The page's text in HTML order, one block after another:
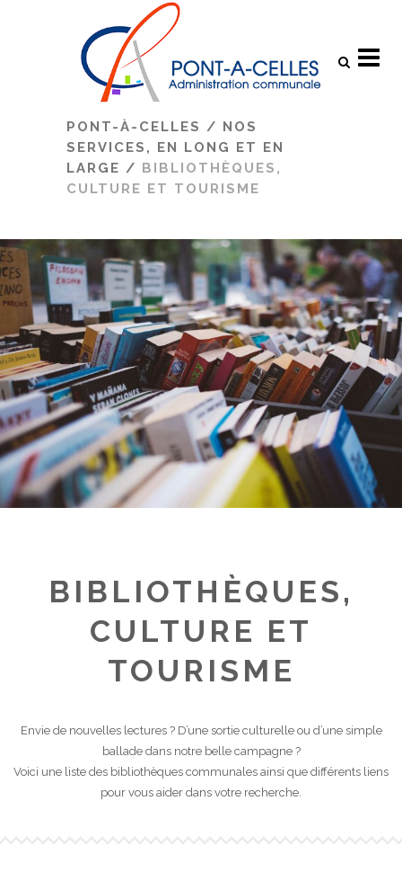
PONT-À-CELLES / NOS
SERVICES, EN LONG ET EN
LARGE / BIBLIOTHÈQUES,
CULTURE ET TOURISME
BIBLIOTHÈQUES,
CULTURE ET
TOURISME
Envie de nouvelles lectures ? D’une sortie culturelle ou d’une simple
ballade dans notre belle campagne ?
Voici une liste des bibliothèques communales ainsi que différents liens
pour vous aider dans votre recherche.